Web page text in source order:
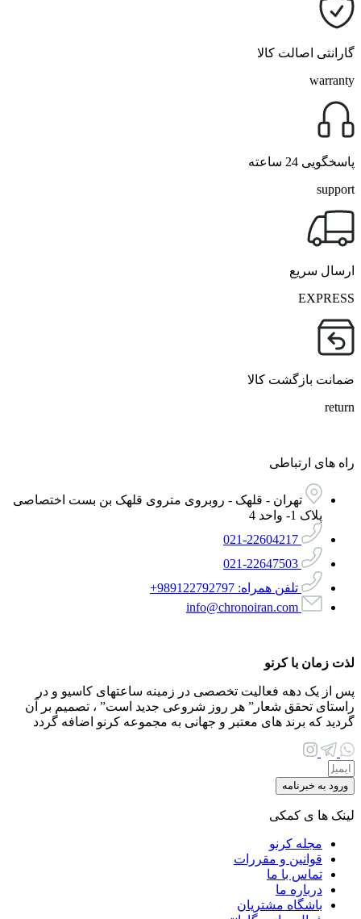
گارانتی اصالت کالا
warranty
پاسخگویی 24 ساعته
support
ارسال سریع
EXPRESS
ضمانت بازگشت کالا
return
راه های ارتباطی
تهران - قلهک - روبروی متروی قلهک بن بست اختصاصی
پلاک 1- واحد 4
021-22604217
021-22647503
تلفن همراه: 989122792797+
info@chronoiran.com
لذت زمان با کرنو
پس از یک دهه فعالیت تخصصی در زمینه ساعتهای کاسیو و در
راستای تحقق شعار ” هر روز شروعی جدید است” ، تصمیم بر آن
گردید که برند های معتبر و جهانی به مجموعه کرنو اضافه گردد
ورود به خبرنامه
لینک ها ی کمکی
مجله کرنو
قوانین و مقررات
تماس با ما
درباره ما
باشگاه مشتریان